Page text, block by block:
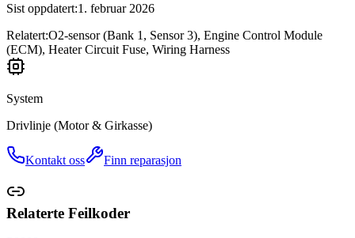
Sist oppdatert:1. februar 2026
Relatert:O2-sensor (Bank 1, Sensor 3), Engine Control Module
(ECM), Heater Circuit Fuse, Wiring Harness
System
Drivlinje (Motor & Girkasse)
Kontakt oss Finn reparasjon
Relaterte Feilkoder